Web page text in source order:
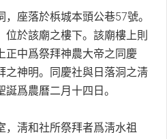
座落於梹城本頭公巷57號。
於該廟之樓下。該廟樓上則
正中爲祭拜神農大帝之同慶
之神明。同慶社與日落洞之淸
爲農曆二月十四日。
淸和社所祭拜者爲淸水祖